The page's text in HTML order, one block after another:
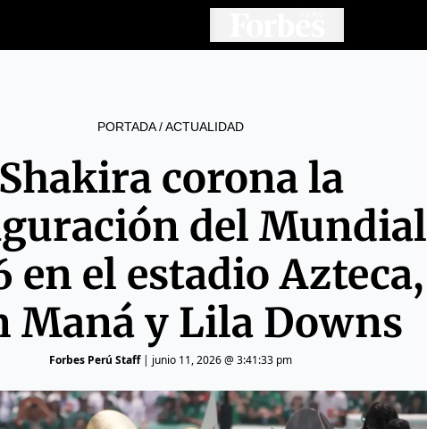
PORTADA/ACTUALIDAD
Shakira corona la
del Mundial
en el estadio Azteca,
Maná y Lila Downs
Forbes Perú Staff| junio 11, 2026 @ 3:41:33 pm